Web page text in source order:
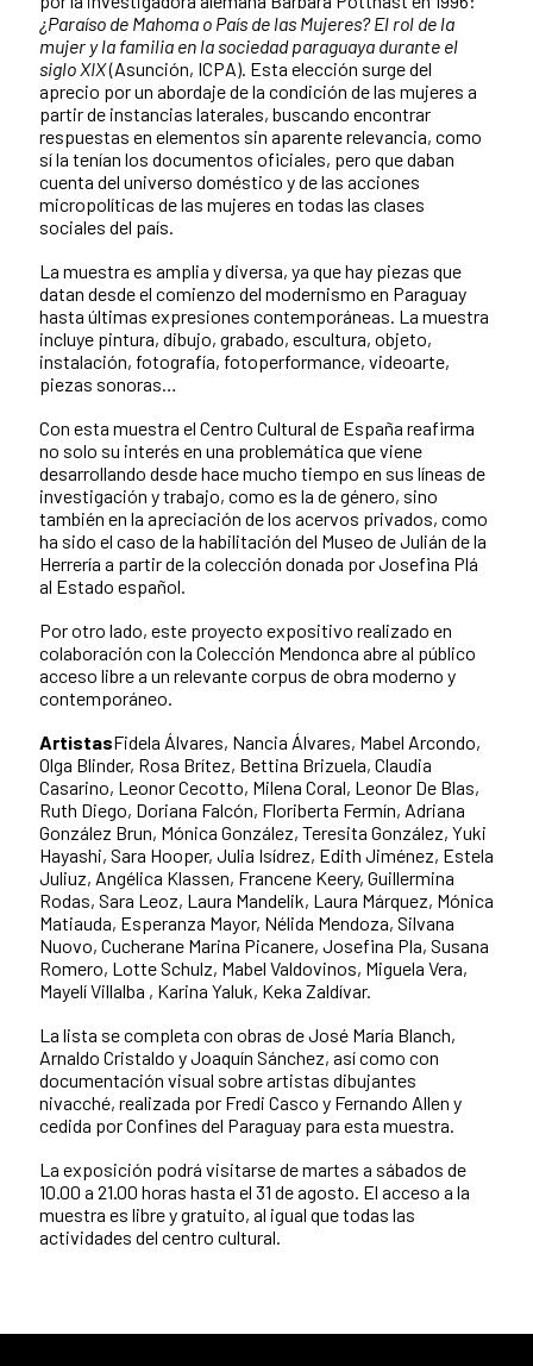
¿Paraíso de Mahoma o País de las Mujeres? El rol de la
mujer y la familia en la sociedad paraguaya durante el
siglo XIX(Asunción, ICPA). Esta elección surge del
aprecio por un abordaje de la condición de las mujeres a
partir de instancias laterales, buscando encontrar
respuestas en elementos sin aparente relevancia, como
sí la tenían los documentos oficiales, pero que daban
cuenta del universo doméstico y de las acciones
micropolíticas de las mujeres en todas las clases
sociales del país.
La muestra es amplia y diversa, ya que hay piezas que
datan desde el comienzo del modernismo en Paraguay
hasta últimas expresiones contemporáneas. La muestra
incluye pintura, dibujo, grabado, escultura, objeto,
instalación, fotografía, fotoperformance, videoarte,
piezas sonoras…
Con esta muestra el Centro Cultural de España reafirma
no solo su interés en una problemática que viene
desarrollando desde hace mucho tiempo en sus líneas de
investigación y trabajo, como es la de género, sino
también en la apreciación de los acervos privados, como
ha sido el caso de la habilitación del Museo de Julián de la
Herrería a partir de la colección donada por Josefina Plá
al Estado español.
Por otro lado, este proyecto expositivo realizado en
colaboración con la Colección Mendonca abre al público
acceso libre a un relevante corpus de obra moderno y
contemporáneo.
ArtistasFidela Álvares, Nancia Álvares, Mabel Arcondo,
Olga Blinder, Rosa Brítez, Bettina Brizuela, Claudia
Casarino, Leonor Cecotto, Milena Coral, Leonor De Blas,
Ruth Diego, Doriana Falcón, Floriberta Fermín, Adriana
González Brun, Mónica González, Teresita González, Yuki
Hayashi, Sara Hooper, Julia Isídrez, Edith Jiménez, Estela
Juliuz, Angélica Klassen, Francene Keery, Guillermina
Rodas, Sara Leoz, Laura Mandelik, Laura Márquez, Mónica
Matiauda, Esperanza Mayor, Nélida Mendoza, Silvana
Nuovo, Cucherane Marina Picanere, Josefina Pla, Susana
Romero, Lotte Schulz, Mabel Valdovinos, Miguela Vera,
Mayelí Villalba , Karina Yaluk, Keka Zaldívar.
La lista se completa con obras de José María Blanch,
Arnaldo Cristaldo y Joaquín Sánchez, así como con
documentación visual sobre artistas dibujantes
nivacché, realizada por Fredi Casco y Fernando Allen y
cedida por Confines del Paraguay para esta muestra.
La exposición podrá visitarse de martes a sábados de
10.00 a 21.00 horas hasta el 31 de agosto. El acceso a la
muestra es libre y gratuito, al igual que todas las
actividades del centro cultural.